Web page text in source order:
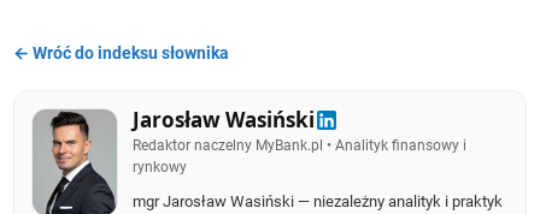
← Wróć do indeksu słownika
Jarosław Wasiński
Redaktor naczelny MyBank.pl • Analityk finansowy i
rynkowy
mgr Jarosław Wasiński — niezależny analityk i praktyk